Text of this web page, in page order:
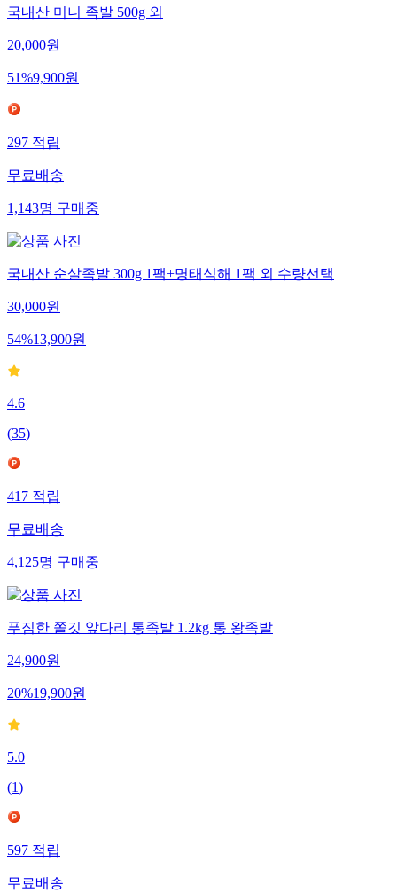
국내산 미니 족발 500g 외
20,000원
51%9,900원
297적립
무료배송
1,143명구매중
국내산 순살족발 300g 1팩+명태식해 1팩 외 수량선택
30,000원
54%13,900원
4.6
(35)
417적립
무료배송
4,125명구매중
푸짐한 쫄깃 앞다리 통족발 1.2kg 통 왕족발
24,900원
20%19,900원
5.0
(1)
597적립
무료배송